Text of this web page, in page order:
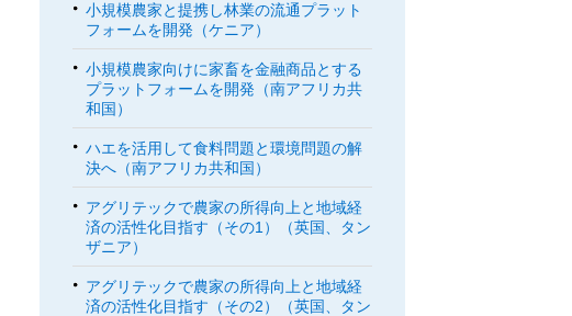
小規模農家と提携し林業の流通プラット
フォームを開発（ケニア）
小規模農家向けに家畜を金融商品とする
プラットフォームを開発（南アフリカ共
和国）
ハエを活用して食料問題と環境問題の解
決へ（南アフリカ共和国）
アグリテックで農家の所得向上と地域経
済の活性化目指す（その1）（英国、タン
ザニア）
アグリテックで農家の所得向上と地域経
済の活性化目指す（その2）（英国、タン